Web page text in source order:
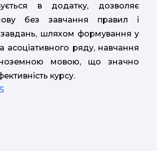
в додатку, дозволяє
без завчання правил і
шляхом формування у
асоціативного ряду, навчання
мовою, що значно
курсу.